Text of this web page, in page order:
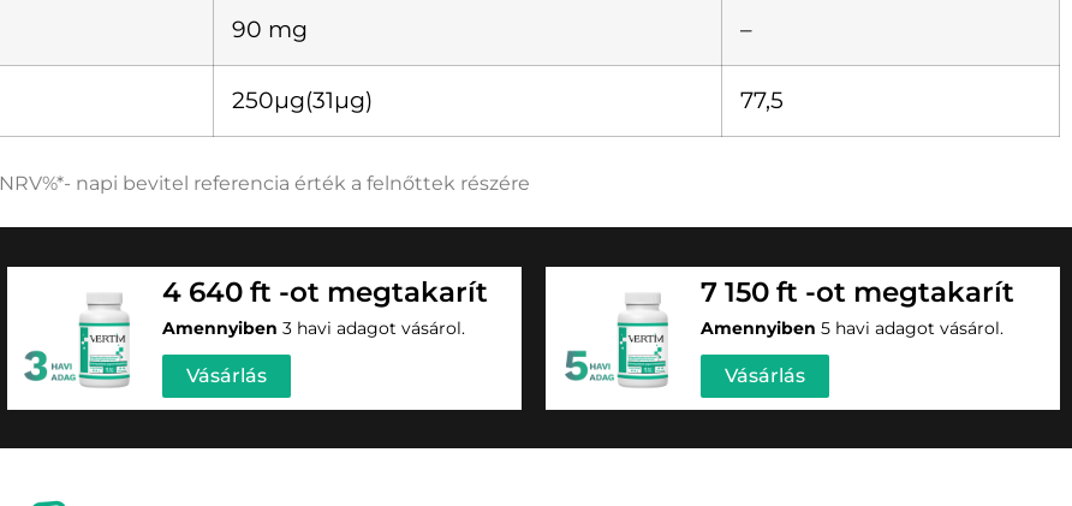
90 mg –
250µg(31µg) 77,5
NRV%*- napi bevitel referencia érték a felnőttek részére
4 640 ft -ot megtakarít
Amennyiben 3 havi adagot vásárol.
Vásárlás
7 150 ft -ot megtakarít
Amennyiben 5 havi adagot vásárol.
Vásárlás